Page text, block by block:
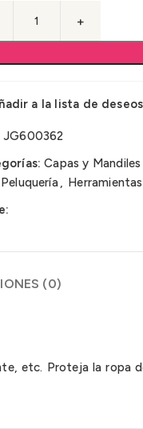
a la lista de deseos
JG600362
Capas y
,
(0)
etc. Proteja la ropa